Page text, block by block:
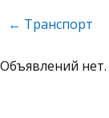
← Транспорт
Объявлений нет.